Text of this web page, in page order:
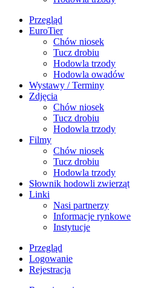
Przegląd
EuroTier
Chów niosek
Tucz drobiu
Hodowla trzody
Hodowla owadów
Wystawy / Terminy
Zdjęcia
Chów niosek
Tucz drobiu
Hodowla trzody
Filmy
Chów niosek
Tucz drobiu
Hodowla trzody
Słownik hodowli zwierząt
Linki
Nasi partnerzy
Informacje rynkowe
Instytucje
Przegląd
Logowanie
Rejestracja